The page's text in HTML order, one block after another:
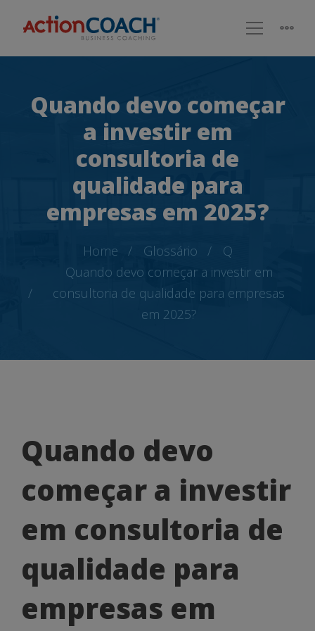
Quando devo começar
a investir em
consultoria de
qualidade para
empresas em 2025?
Home Glossário
Q
Quando devo começar a investir em
consultoria de qualidade para empresas
em 2025?
Quando
devo
começar
a
investir
em
consultoria
Quando devo
começar a investir
em consultoria de
qualidade para
empresas em